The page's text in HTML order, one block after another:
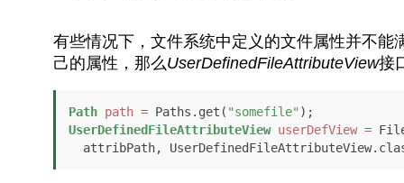
有些情况下，文件系统中定义的文件属性并不
己的属性，那么UserDefinedFileAttributeView接
Path path = Paths.get( "somefile"
UserDefinedFileAttributeView userDefView =
attribPath,